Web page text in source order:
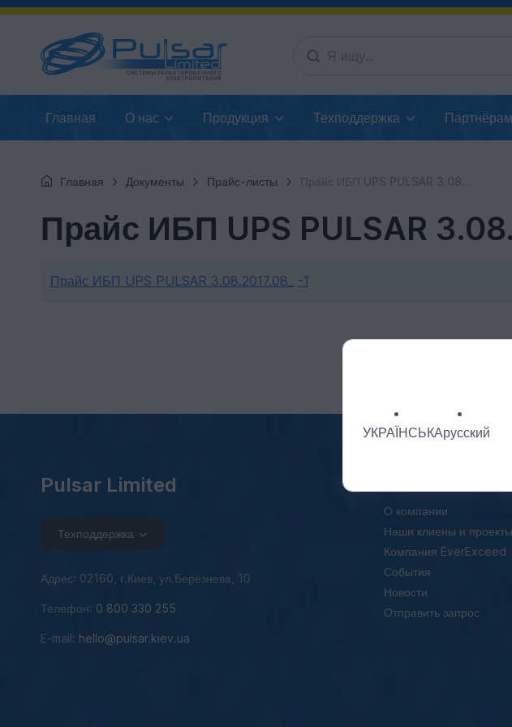
Главная О нас Продукция Техподдержка Партнёрам
Главная Документы Прайс-листы Прайс ИБП UPS PULSAR 3.08.2017
Прайс ИБП UPS PULSAR
Прайс ИБП UPS PULSAR 3.08.2017.08_ -1
Pulsar Limited
Техподдержка
Адрес: 02160, г.Киев, ул.Березнева, 10
Телефон: 0 800 330 255
E-mail: hello@pulsar.kiev.ua
О компании
Наши клиены и проекты
Компания EverExceed
События
Новости
Отправить запрос
УКРАЇНСЬКАрусский